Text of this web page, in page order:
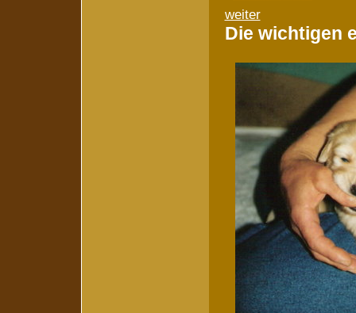
weiter
Die wichtigen